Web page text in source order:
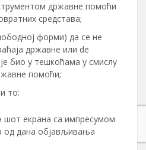
државне помоћи
средстава;
форми) да се не
државне или de
био у тешкоћама у смислу
помоћи;
то:
шот екрана са импресумом
од дана објављивања